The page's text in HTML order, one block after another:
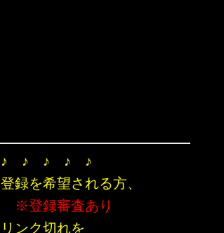
♪ ♪ ♪ ♪ ♪
登録を希望される方、
※登録審査あり
リンク切れを